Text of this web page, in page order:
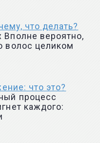
что делать?
Вполне вероятно,
волос целиком
что это?
процесс
каждого: